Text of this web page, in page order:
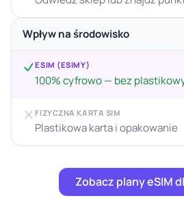
Wpływ na środowisko
ESIM (ESIMY)
100% cyfrowo — bez
FIZYCZNA KARTA SIM
Plastikowa karta i opakowanie
Zobacz plany eSIM